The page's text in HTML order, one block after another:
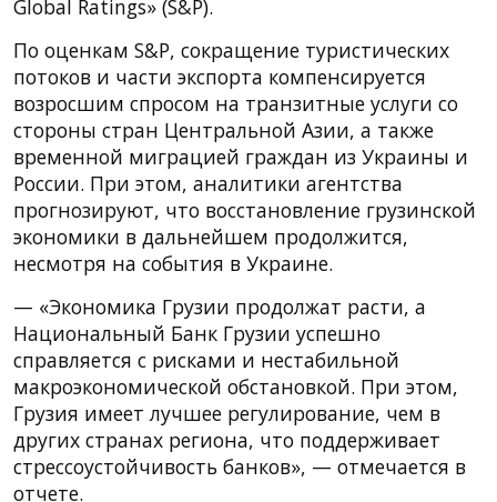
Global Ratings» (S&P).
По оценкам S&P, сокращение туристических
потоков и части экспорта компенсируется
возросшим спросом на транзитные услуги со
стороны стран Центральной Азии, а также
временной миграцией граждан из Украины и
России. При этом, аналитики агентства
прогнозируют, что восстановление грузинской
экономики в дальнейшем продолжится,
несмотря на события в Украине.
— «Экономика Грузии продолжат расти, а
Национальный Банк Грузии успешно
справляется с рисками и нестабильной
макроэкономической обстановкой. При этом,
Грузия имеет лучшее регулирование, чем в
других странах региона, что поддерживает
стрессоустойчивость банков», — отмечается в
отчете.